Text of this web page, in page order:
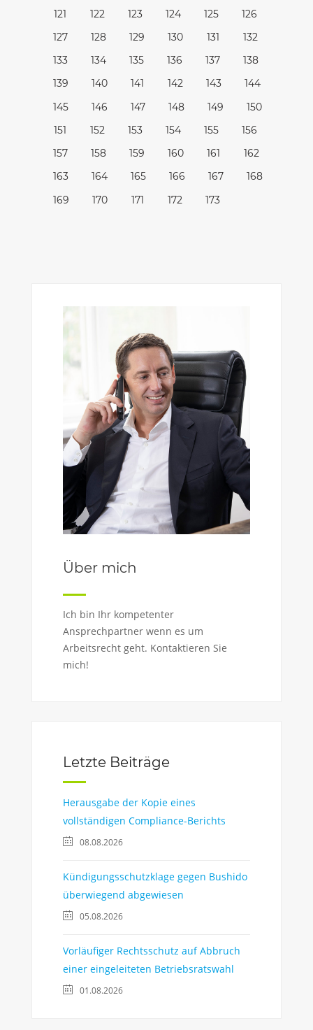
121 122 123 124 125
126
127
128 129 130 131
132
133
134 135 136 137
138
139
140 141 142 143
144
145
146 147 148 149
150
151
152 153 154 155
156
157
158 159 160 161
162
163
164 165 166 167
168
169
170 171 172 173
Über mich
Ich bin Ihr kompetenter
Ansprechpartner wenn es um
Arbeitsrecht geht. Kontaktieren Sie
mich!
Letzte Beiträge
Herausgabe der Kopie eines
vollständigen Compliance-Berichts
08.08.2026
Kündigungsschutzklage gegen Bushido
überwiegend abgewiesen
05.08.2026
Vorläufiger Rechtsschutz auf Abbruch
einer eingeleiteten Betriebsratswahl
01.08.2026